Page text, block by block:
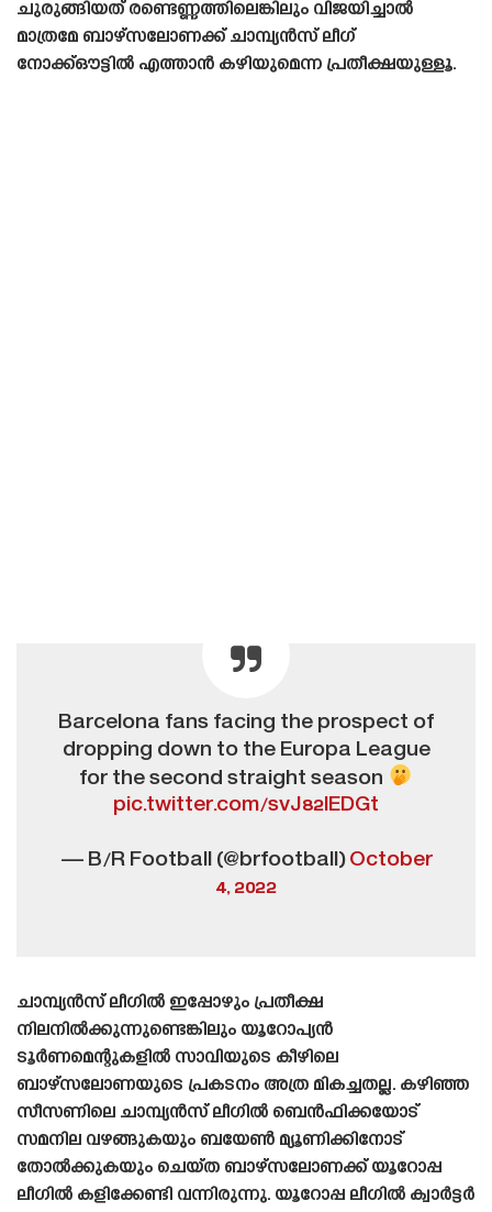
ചുരുങ്ങിയത് രണ്ടെണ്ണത്തിലെങ്കിലും വിജയിച്ചാൽ
മാത്രമേ ബാഴ്‌സലോണക്ക് ചാമ്പ്യൻസ് ലീഗ്
നോക്ക്ഔട്ടിൽ എത്താൻ കഴിയുമെന്ന പ്രതീക്ഷയുള്ളൂ.
Barcelona fans facing the prospect of
dropping down to the Europa League
for the second straight season
pic.twitter.com/svJ82lEDGt
— B/R Football (@brfootball)October
4, 2022
ചാമ്പ്യൻസ് ലീഗിൽ ഇപ്പോഴും പ്രതീക്ഷ
നിലനിൽക്കുന്നുണ്ടെങ്കിലും യൂറോപ്യൻ
ടൂർണമെന്റുകളിൽ സാവിയുടെ കീഴിലെ
ബാഴ്‌സലോണയുടെ പ്രകടനം അത്ര മികച്ചതല്ല. കഴിഞ്ഞ
സീസണിലെ ചാമ്പ്യൻസ് ലീഗിൽ ബെൻഫിക്കയോട്
സമനില വഴങ്ങുകയും ബയേൺ മ്യൂണിക്കിനോട്
തോൽക്കുകയും ചെയ്‌ത ബാഴ്‌സലോണക്ക് യൂറോപ്പ
ലീഗിൽ കളിക്കേണ്ടി വന്നിരുന്നു. യൂറോപ്പ ലീഗിൽ ക്വാർട്ടർ